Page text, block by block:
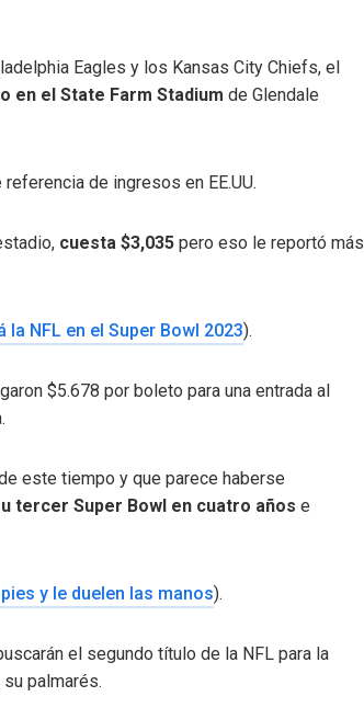
Eagles y los Kansas City Chiefs, el
en el State Farm Stadium de Glendale
de ingresos en EE.UU.
cuesta $3,035 pero eso le reportó más
la NFL en el Super Bowl 2023).
$5.678 por boleto para una entrada al
este tiempo y que parece haberse
tercer Super Bowl en cuatro años e
y le duelen las manos).
el segundo título de la NFL para la
palmarés.